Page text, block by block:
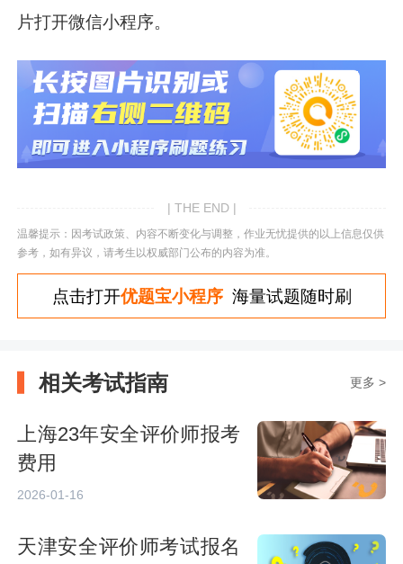
片打开微信小程序。
| THE END |
温馨提示：因考试政策、内容不断变化与调整，作业无忧提供的以上信息仅供
参考，如有异议，请考生以权威部门公布的内容为准。
点击打开优题宝小程序海量试题随时刷
相关考试指南 更多 >
上海23年安全评价师报考
费用
2026-01-16
天津安全评价师考试报名